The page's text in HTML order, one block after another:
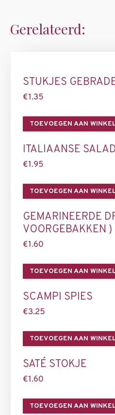
Gerelateerd:
STUKJES
€1.35
TOEVOEGEN AAN
ITALIAANSE
€1.95
TOEVOEGEN AAN
GEMARINEERDE
VOORGEBAKKEN )
€1.60
TOEVOEGEN AAN
SCAMPI SPIES
€3.25
TOEVOEGEN AAN
SATÉ STOKJE
€1.60
TOEVOEGEN AAN